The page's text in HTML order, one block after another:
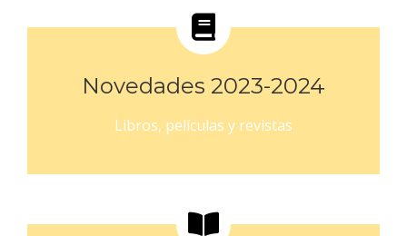
Novedades 2023-2024
Libros, películas y revistas